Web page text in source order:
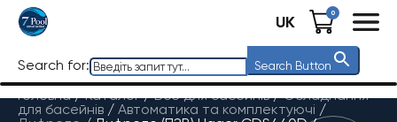
UK 0
Search for: Search Button
Головна / Каталог/Все для басейнів/Обладнання
для басейнів / Автоматика та комплектуючі /